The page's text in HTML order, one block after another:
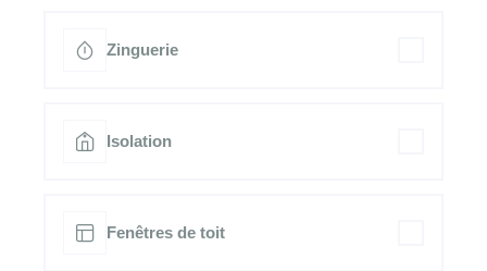
Zinguerie
Isolation
Fenêtres de toit